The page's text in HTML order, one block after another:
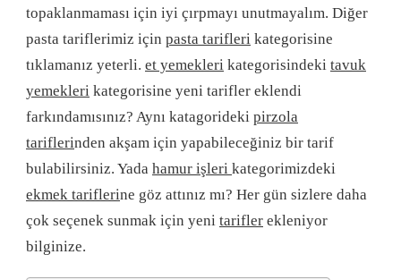
topaklanmaması için iyi çırpmayı unutmayalım. Diğer
pasta tariflerimiz için pasta tarifleri kategorisine
tıklamanız yeterli. et yemekleri kategorisindeki tavuk
yemekleri kategorisine yeni tarifler eklendi
farkındamısınız? Aynı katagorideki pirzola
tariflerinden akşam için yapabileceğiniz bir tarif
bulabilirsiniz. Yada hamur işleri kategorimizdeki
ekmek tariflerine göz attınız mı? Her gün sizlere daha
çok seçenek sunmak için yeni tarifler ekleniyor
bilginize.